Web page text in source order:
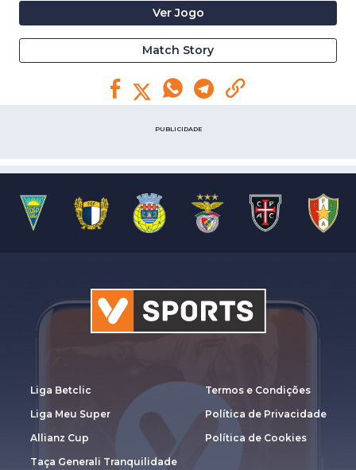
Ver Jogo
Match Story
PUBLICIDADE
Liga Betclic
Liga Meu Super
Allianz Cup
Taça Generali Tranquilidade
Termos e Condições
Política de Privacidade
Política de Cookies